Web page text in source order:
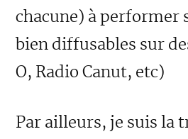
chacune) à performer
bien diffusables sur
O, Radio Canut, etc)
Par ailleurs, je suis la